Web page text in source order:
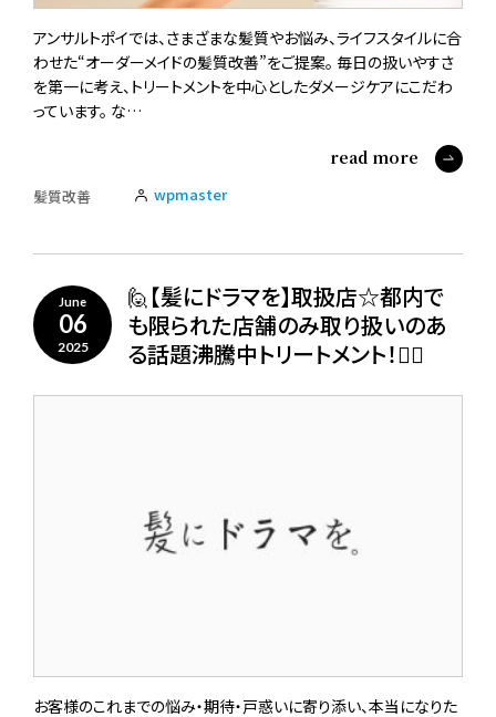
アンサルトポイでは、さまざまな髪質やお悩み、ライフスタイルに合
わせた“オーダーメイドの髪質改善”をご提案。 毎日の扱いやすさ
を第一に考え、トリートメントを中心としたダメージケアにこだわ
っています。 な…
read more
髪質改善 wpmaster
June
06
2025
🙋【髪にドラマを】取扱店☆都内で
も限られた店舗のみ取り扱いのあ
る話題沸騰中トリートメント！🙋‍♀️
お客様のこれまでの悩み・期待・戸惑いに寄り添い、本当になりた